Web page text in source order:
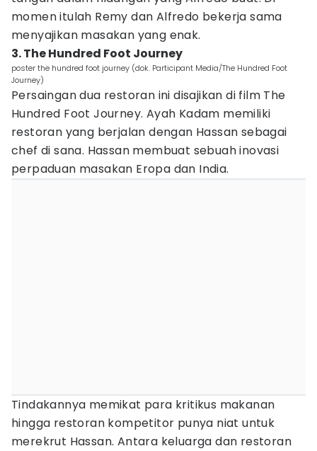
momen itulah Remy dan Alfredo bekerja sama
menyajikan masakan yang enak.
3. The Hundred Foot Journey
poster the hundred foot journey (dok. Participant Media/The Hundred Foot
Journey)
Persaingan dua restoran ini disajikan di film The
Hundred Foot Journey. Ayah Kadam memiliki
restoran yang berjalan dengan Hassan sebagai
chef di sana. Hassan membuat sebuah inovasi
perpaduan masakan Eropa dan India.
Tindakannya memikat para kritikus makanan
hingga restoran kompetitor punya niat untuk
merekrut Hassan. Antara keluarga dan restoran